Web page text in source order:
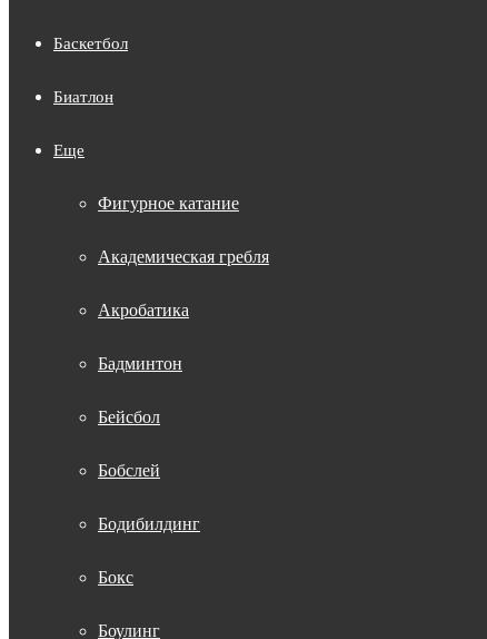
Баскетбол
Биатлон
Еще
Фигурное катание
Академическая гребля
Акробатика
Бадминтон
Бейсбол
Бобслей
Бодибилдинг
Бокс
Боулинг